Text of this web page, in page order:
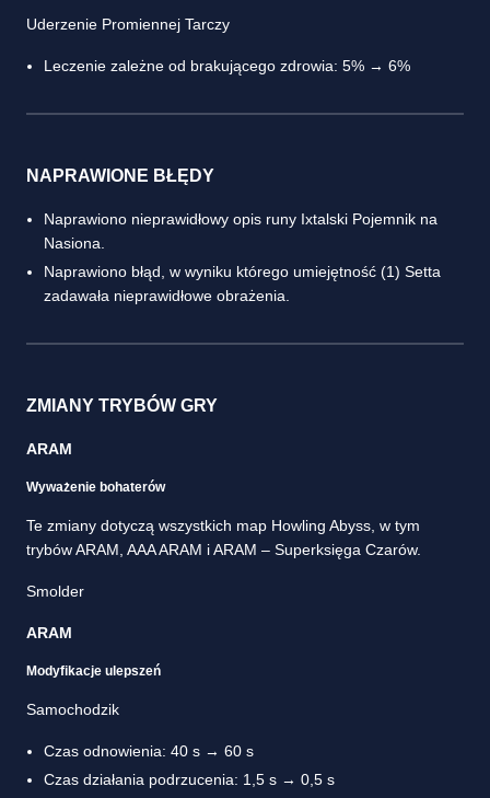
Uderzenie Promiennej Tarczy
Leczenie zależne od brakującego zdrowia: 5% → 6%
NAPRAWIONE BŁĘDY
Naprawiono nieprawidłowy opis runy Ixtalski Pojemnik na
Nasiona.
Naprawiono błąd, w wyniku którego umiejętność (1) Setta
zadawała nieprawidłowe obrażenia.
ZMIANY TRYBÓW GRY
ARAM
Wyważenie bohaterów
Te zmiany dotyczą wszystkich map Howling Abyss, w tym
trybów ARAM, AAA ARAM i ARAM – Superksięga Czarów.
Smolder
ARAM
Modyfikacje ulepszeń
Samochodzik
Czas odnowienia: 40 s → 60 s
Czas działania podrzucenia: 1,5 s → 0,5 s